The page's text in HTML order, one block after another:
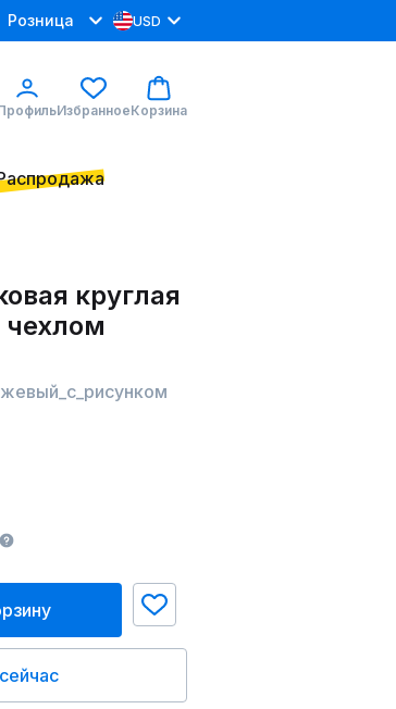
Розница USD
ИзбранноеКорзина
круглая
чехлом